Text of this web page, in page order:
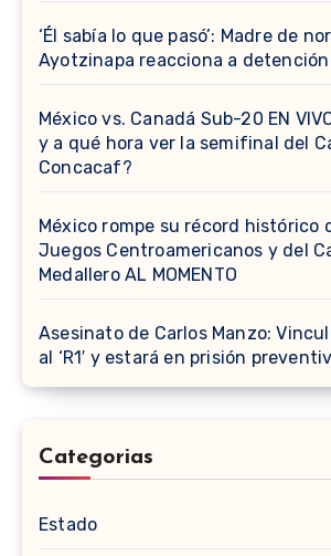
‘Él sabía lo que pasó’: Madre de
Ayotzinapa reacciona a detención
México vs. Canadá Sub-20 EN
y a qué hora ver la semifinal del
Concacaf?
México rompe su récord histórico
Juegos Centroamericanos y del
Medallero AL MOMENTO
Asesinato de Carlos Manzo:
al ‘R1′ y estará en prisión
Categorias
Estado